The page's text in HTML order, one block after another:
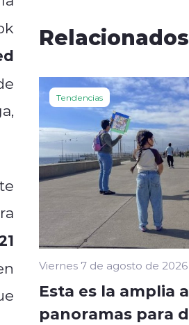
Relacionados
Tendencias
Viernes 7 de agosto de 2026
Esta es la amplia
panoramas para